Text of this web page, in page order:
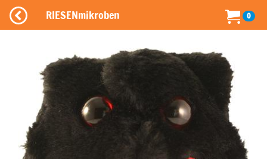
RIESENmikroben 0